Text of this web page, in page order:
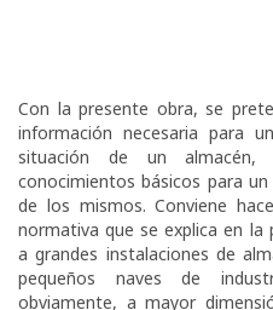
Con la presente obra, se
información necesaria para
situación de un
conocimientos básicos para
de los mismos. Conviene
normativa que se explica en
a grandes instalaciones de
pequeños naves de
obviamente, a mayor